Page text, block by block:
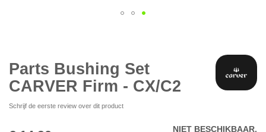
begin
van
de
gallerij
Parts Bushing Set
CARVER Firm - CX/C2
Schrijf de eerste review over dit product
NIET BESCHIKBAAR.